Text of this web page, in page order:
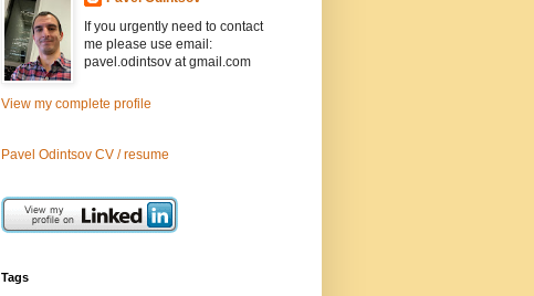
If you urgently need to contact
me please use email:
pavel.odintsov at gmail.com
View my complete profile
Pavel Odintsov CV / resume
Tags